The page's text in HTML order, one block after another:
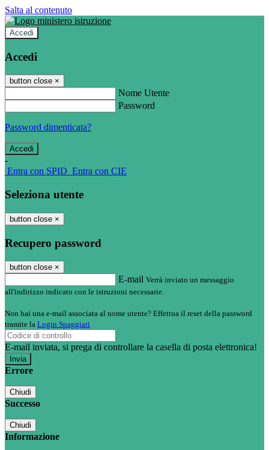
Salta al contenuto
Accedi
Accedi
button close ×
Nome Utente
Password
Password dimenticata?
-
Entra con SPID Entra con CIE
Seleziona utente
button close ×
Recupero password
button close ×
E-mail Verrà inviato un messaggio
all'indirizzo indicato con le istruzioni necessarie.
Non hai una e-mail associata al nome utente? Effettua il reset della password
tramite la Login Spaggiari
E-mail inviata, si prega di controllare la casella di posta elettronica!
Errore
Chiudi
Successo
Chiudi
Informazione